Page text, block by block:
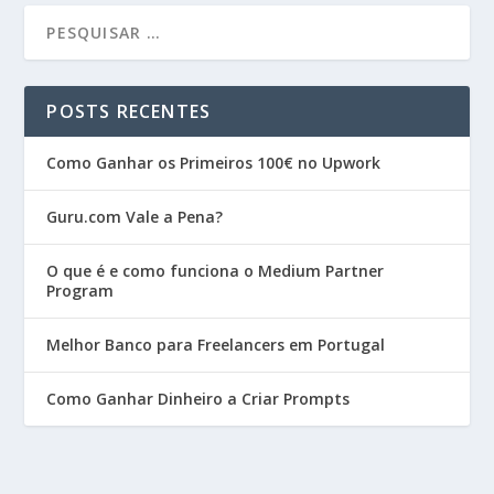
POSTS RECENTES
Como Ganhar os Primeiros 100€ no Upwork
Guru.com Vale a Pena?
O que é e como funciona o Medium Partner
Program
Melhor Banco para Freelancers em Portugal
Como Ganhar Dinheiro a Criar Prompts